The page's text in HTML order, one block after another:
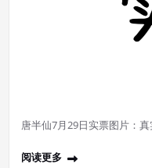
唐半仙7月29日实票图片：
阅读更多